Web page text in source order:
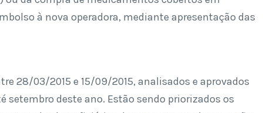
à nova operadora, mediante apresentação das
28/03/2015 e 15/09/2015, analisados e aprovados
setembro deste ano. Estão sendo priorizados os